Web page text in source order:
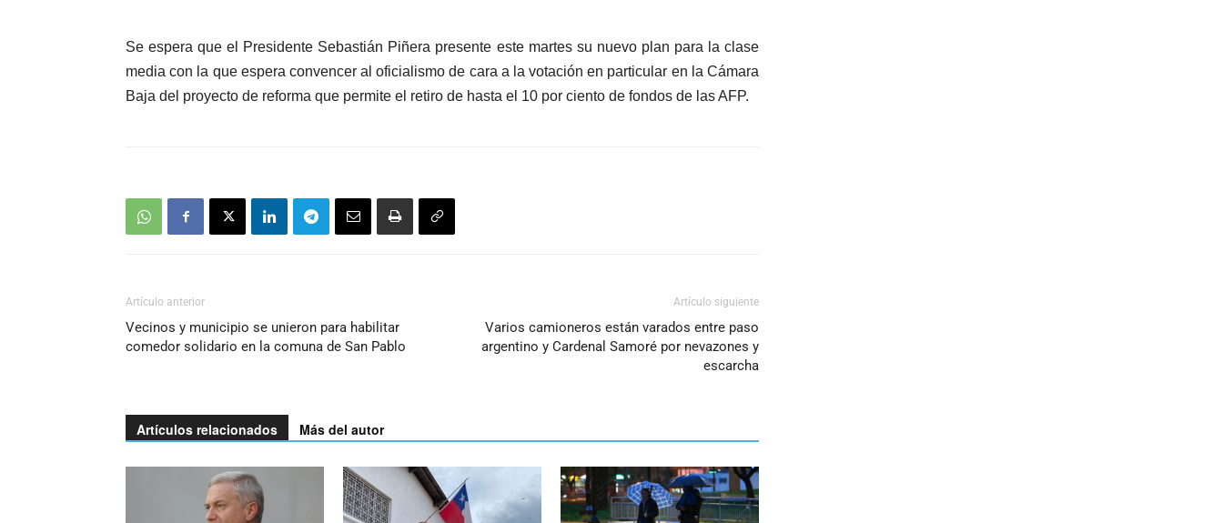
volumen.
flecha
arriba/abajo
para
Se espera que el Presidente Sebastián Piñera presente este martes su nuevo plan para la clase
media con la que espera convencer al oficialismo de cara a la votación en particular en la Cámara
Baja del proyecto de reforma que permite el retiro de hasta el 10 por ciento de fondos de las AFP.
Artículo anterior
Vecinos y municipio se unieron para habilitar
comedor solidario en la comuna de San Pablo
Artículo siguiente
Varios camioneros están varados entre paso
argentino y Cardenal Samoré por nevazones y
escarcha
Artículos relacionados Más del autor